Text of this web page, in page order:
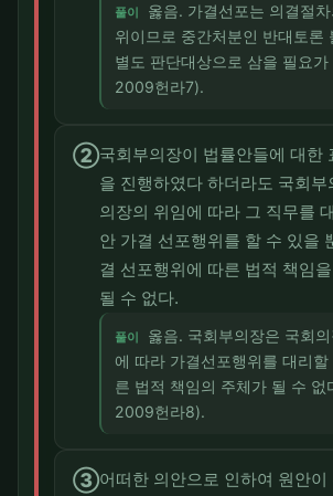
풀이
옳음. 가결선포는 의결절
위이므로 중간처분인 반대토론
별도 판단대상으로 삼을 필요가
2009헌라7).
②국회부의장이 법률안들에 대한
을 진행하였다 하더라도 국회부
의장의 위임에 따라 그 직무를
안 가결 선포행위를 할 수 있을
결 선포행위에 따른 법적 책임
될 수 없다.
풀이
옳음. 국회부의장은 국회
에 따라 가결선포행위를 대리
른 법적 책임의 주체가 될 수 없
2009헌라8).
③어떠한 의안으로 인하여 원안이